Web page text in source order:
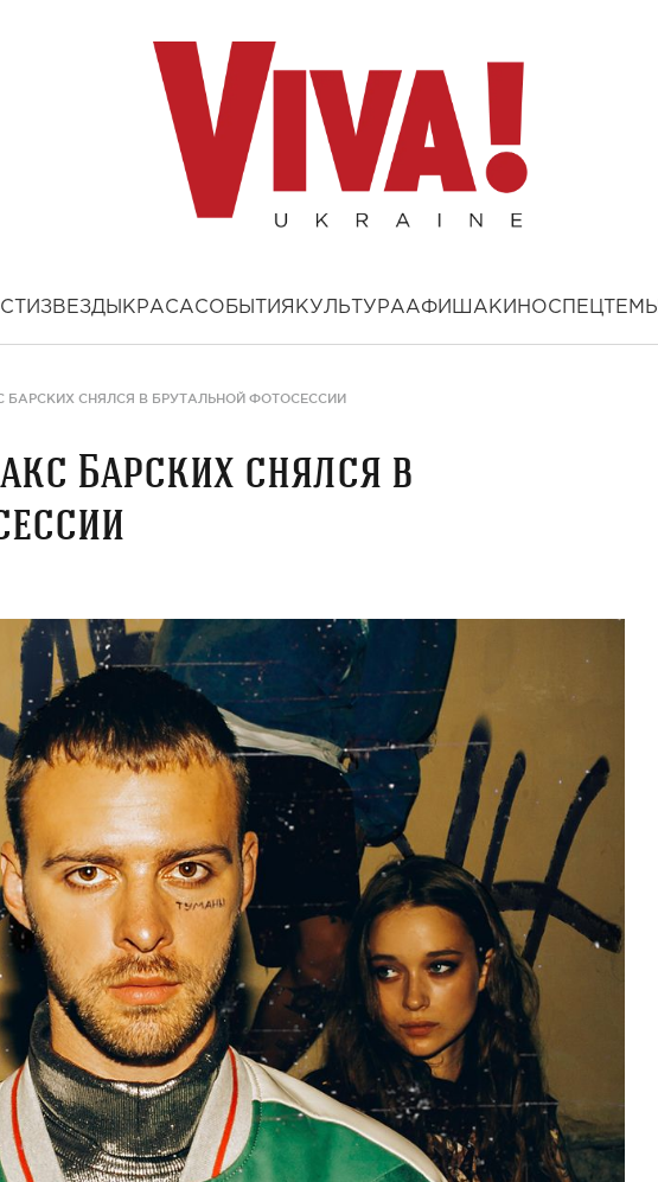
ЗВЕЗДЫ КРАСАСОБЫТИЯ КУЛЬТУРААФИША КИНОСПЕЦТЕМЫ
БАРСКИХ СНЯЛСЯ В БРУТАЛЬНОЙ ФОТОСЕССИИ
Барских снялся в